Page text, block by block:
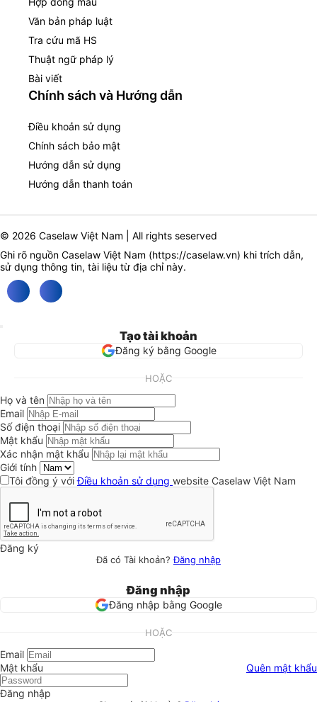
Văn bản pháp luật
Tra cứu mã HS
Thuật ngữ pháp lý
Bài viết
Chính sách và Hướng dẫn
Điều khoản sử dụng
Chính sách bảo mật
Hướng dẫn sử dụng
Hướng dẫn thanh toán
© 2026 Caselaw Việt Nam | All rights seserved
Ghi rõ nguồn Caselaw Việt Nam (https://caselaw.vn) khi trích dẫn,
sử dụng thông tin, tài liệu từ địa chỉ này.
Tạo tài khoản
Đăng ký bằng Google
HOẶC
Họ và tên
Email
Số điện thoại
Mật khẩu
Xác nhận mật khẩu
Giới tính
Tôi đồng ý vớiĐiều khoản sử dụng website Caselaw Việt Nam
Đăng ký
Đã có Tài khoản?Đăng nhập
Đăng nhập
Đăng nhập bằng Google
HOẶC
Email
Mật khẩu
Quên mật khẩu
Đăng nhập